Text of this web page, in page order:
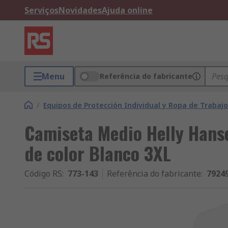
ServiçosNovidadesAjuda online
Menu Referência do fabricante
/ Equipos de Protección Individual y Ropa de Trabajo
Camiseta Medio Helly
de color Blanco 3XL
Código RS: 773-143 Referência do fabricante: